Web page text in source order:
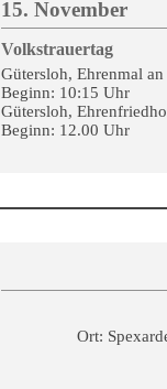
15. November
Volkstrauertag
Gütersloh, Ehrenmal
Beginn: 10:15 Uhr
Gütersloh,
Beginn: 12.00 Uhr
Ort: